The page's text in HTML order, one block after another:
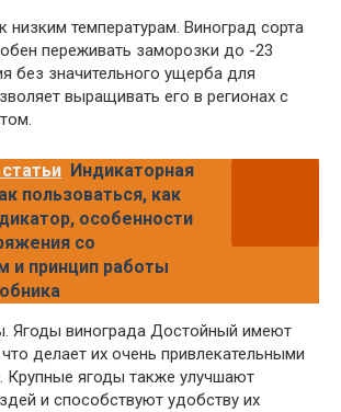
низким температурам. Виноград сорта
переживать заморозки до -23
без значительного ущерба для
выращивать его в регионах с
Индикаторная
пользоваться, как
особенности
со
и принцип работы
Ягоды винограда Достойный имеют
делает их очень привлекательными
Крупные ягоды также улучшают
и способствуют удобству их